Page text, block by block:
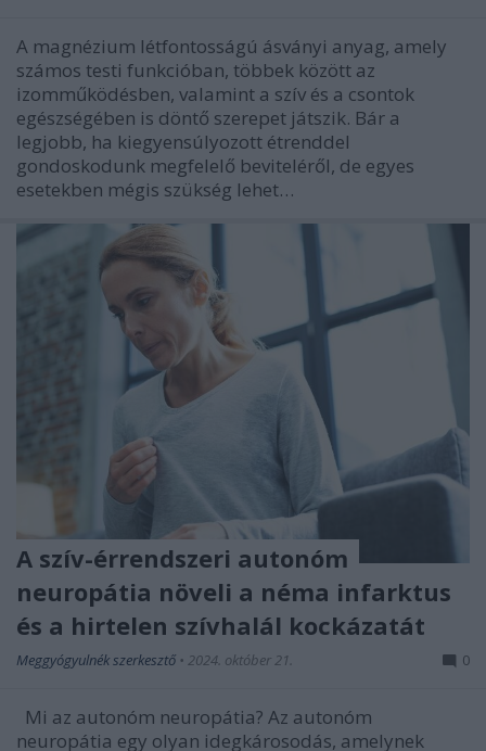
A magnézium létfontosságú ásványi anyag, amely
számos testi funkcióban, többek között az
izomműködésben, valamint a szív és a csontok
egészségében is döntő szerepet játszik. Bár a
legjobb, ha kiegyensúlyozott étrenddel
gondoskodunk megfelelő beviteléről, de egyes
esetekben mégis szükség lehet…
A szív-érrendszeri autonóm
neuropátia növeli a néma infarktus
és a hirtelen szívhalál kockázatát
Meggyógyulnék szerkesztő • 2024. október 21. 0
Mi az autonóm neuropátia? Az autonóm
neuropátia egy olyan idegkárosodás, amelynek